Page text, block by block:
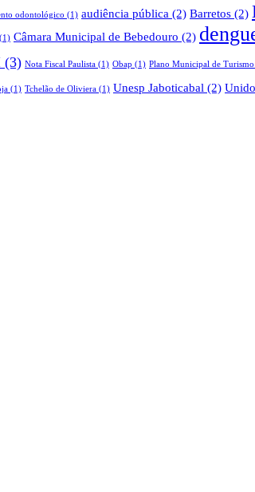
odontológico (1) audiência pública (2) Barretos (2)
(1) Câmara Municipal de Bebedouro (2)
(3) Nota Fiscal Paulista (1) Obap (1) Plano Municipal de Turismo
(1) Tchelão de Oliviera (1) Unesp Jaboticabal (2)